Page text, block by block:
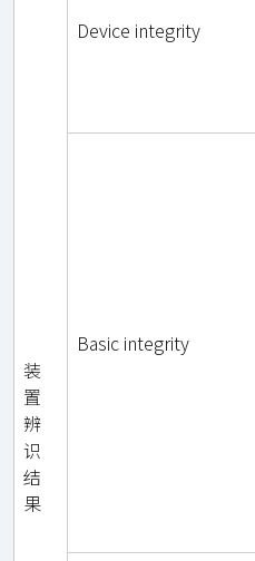
装
置
辨
识
结
果
Device integrity
Basic integrity